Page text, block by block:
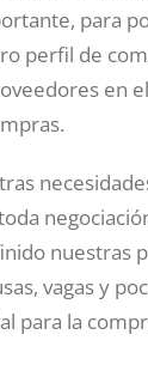
para
perfil de
en
nuestras
vagas y
para la